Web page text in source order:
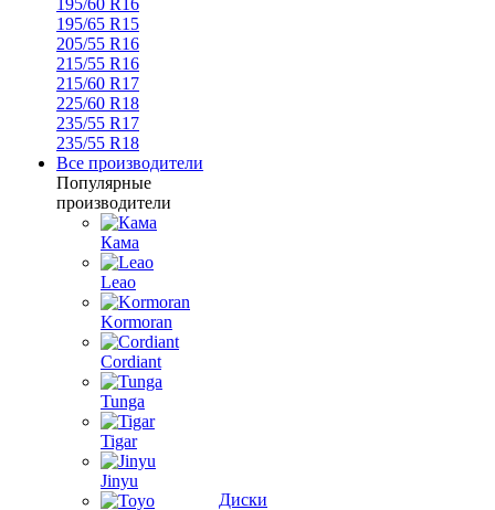
195/60 R16
195/65 R15
205/55 R16
215/55 R16
215/60 R17
225/60 R18
235/55 R17
235/55 R18
Все производители
Популярные
производители
Кама
Leao
Kormoran
Cordiant
Tunga
Tigar
Jinyu
Диски